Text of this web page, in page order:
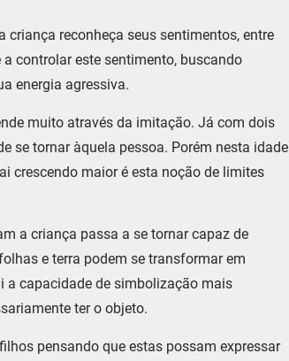
reconheça seus sentimentos, entre
controlar este sentimento, buscando
energia agressiva.
muito através da imitação. Já com dois
se tornar àquela pessoa. Porém nesta idade
crescendo maior é esta noção de limites
a criança passa a se tornar capaz de
e terra podem se transformar em
a capacidade de simbolização mais
ter o objeto.
pensando que estas possam expressar